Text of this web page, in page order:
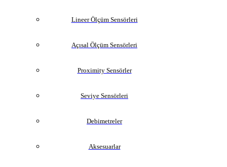
Lineer Ölçüm Sensörleri
Açısal Ölçüm Sensörleri
Proximity Sensörler
Seviye Sensörleri
Debimetreler
Aksesuarlar